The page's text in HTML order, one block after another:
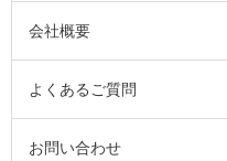
会社概要
よくあるご質問
お問い合わせ